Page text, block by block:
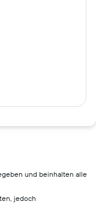
und beinhalten alle
jedoch